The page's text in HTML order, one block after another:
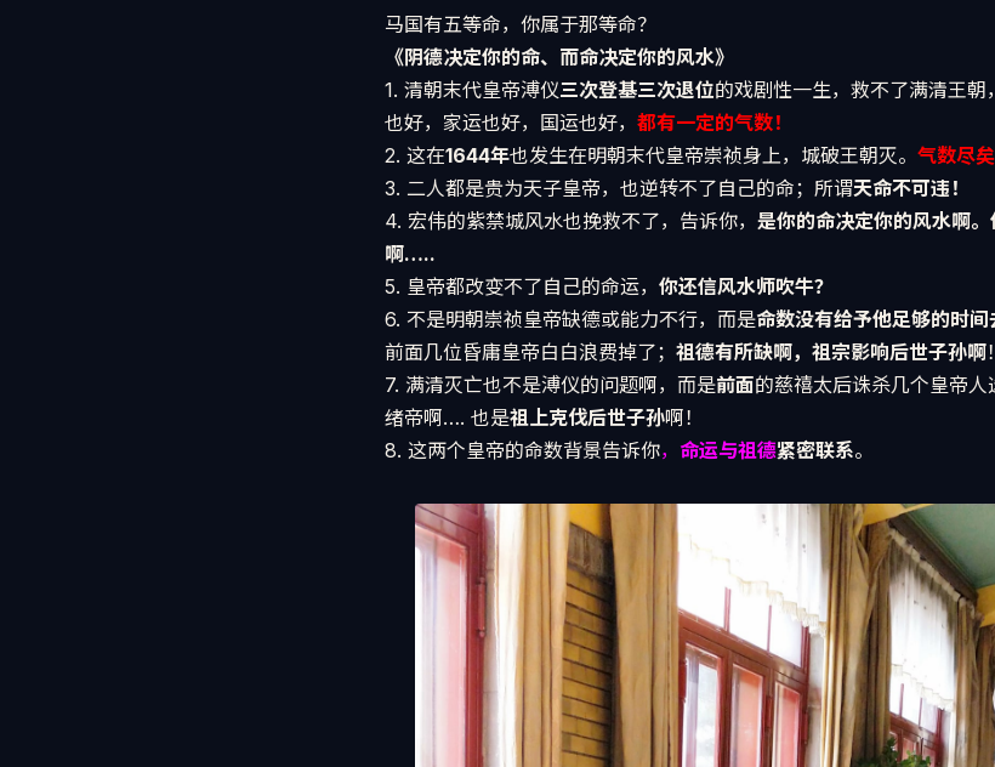
马国有五等命，你属于那等命？
《阴德决定你的命、而命决定你的风水》
1. 清朝末代皇帝溥仪三次登基三次退位的戏剧性一生，救不了满清王
也好，家运也好，国运也好， 都有一定的气数！
2. 这在1644年也发生在明朝末代皇帝崇祯身上，城破王朝灭。 气数尽矣
3. 二人都是贵为天子皇帝，也逆转不了自己的命；所谓天命不可违！
4. 宏伟的紫禁城风水也挽救不了，告诉你， 是你的命决定你的风水啊。
啊…..
5. 皇帝都改变不了自己的命运， 你还信风水师吹牛？
6. 不是明朝崇祯皇帝缺德或能力不行，而是命数没有给予他足够的时间
前面几位昏庸皇帝白白浪费掉了； 祖德有所缺啊，祖宗影响后世子孙啊！
7. 满清灭亡也不是溥仪的问题啊，而是前面的慈禧太后诛杀几个皇帝
绪帝啊…. 也是祖上克伐后世子孙啊！
8. 这两个皇帝的命数背景告诉你， 命运与祖德紧密联系。